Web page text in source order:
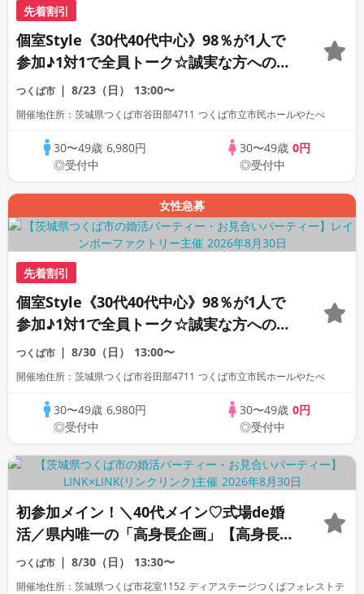
先着割引
個室Style《30代40代中心》98％が1人で
参加♪1対1で全員トーク☆誠実な方への婚
活パーティー
つくば市 8/23（日） 13:00〜
開催地住所：茨城県つくば市谷田部4711 つくば市立市民ホールやたべ
30〜49歳 6,980円
◎受付中
30〜49歳 0円
◎受付中
女性急募
先着割引
個室Style《30代40代中心》98％が1人で
参加♪1対1で全員トーク☆誠実な方への婚
活パーティー
つくば市 8/30（日） 13:00〜
開催地住所：茨城県つくば市谷田部4711 つくば市立市民ホールやたべ
30〜49歳 6,980円
◎受付中
30〜49歳 0円
◎受付中
初参加メイン！＼40代メイン♡式場de婚
活／県内唯一の「高身長企画」【高身長＆
安定収入の男性】×若く見られる・清潔感
がある方
つくば市 8/30（日） 13:30〜
開催地住所：茨城県つくば市花室1152 ディアステージつくばフォレストテ